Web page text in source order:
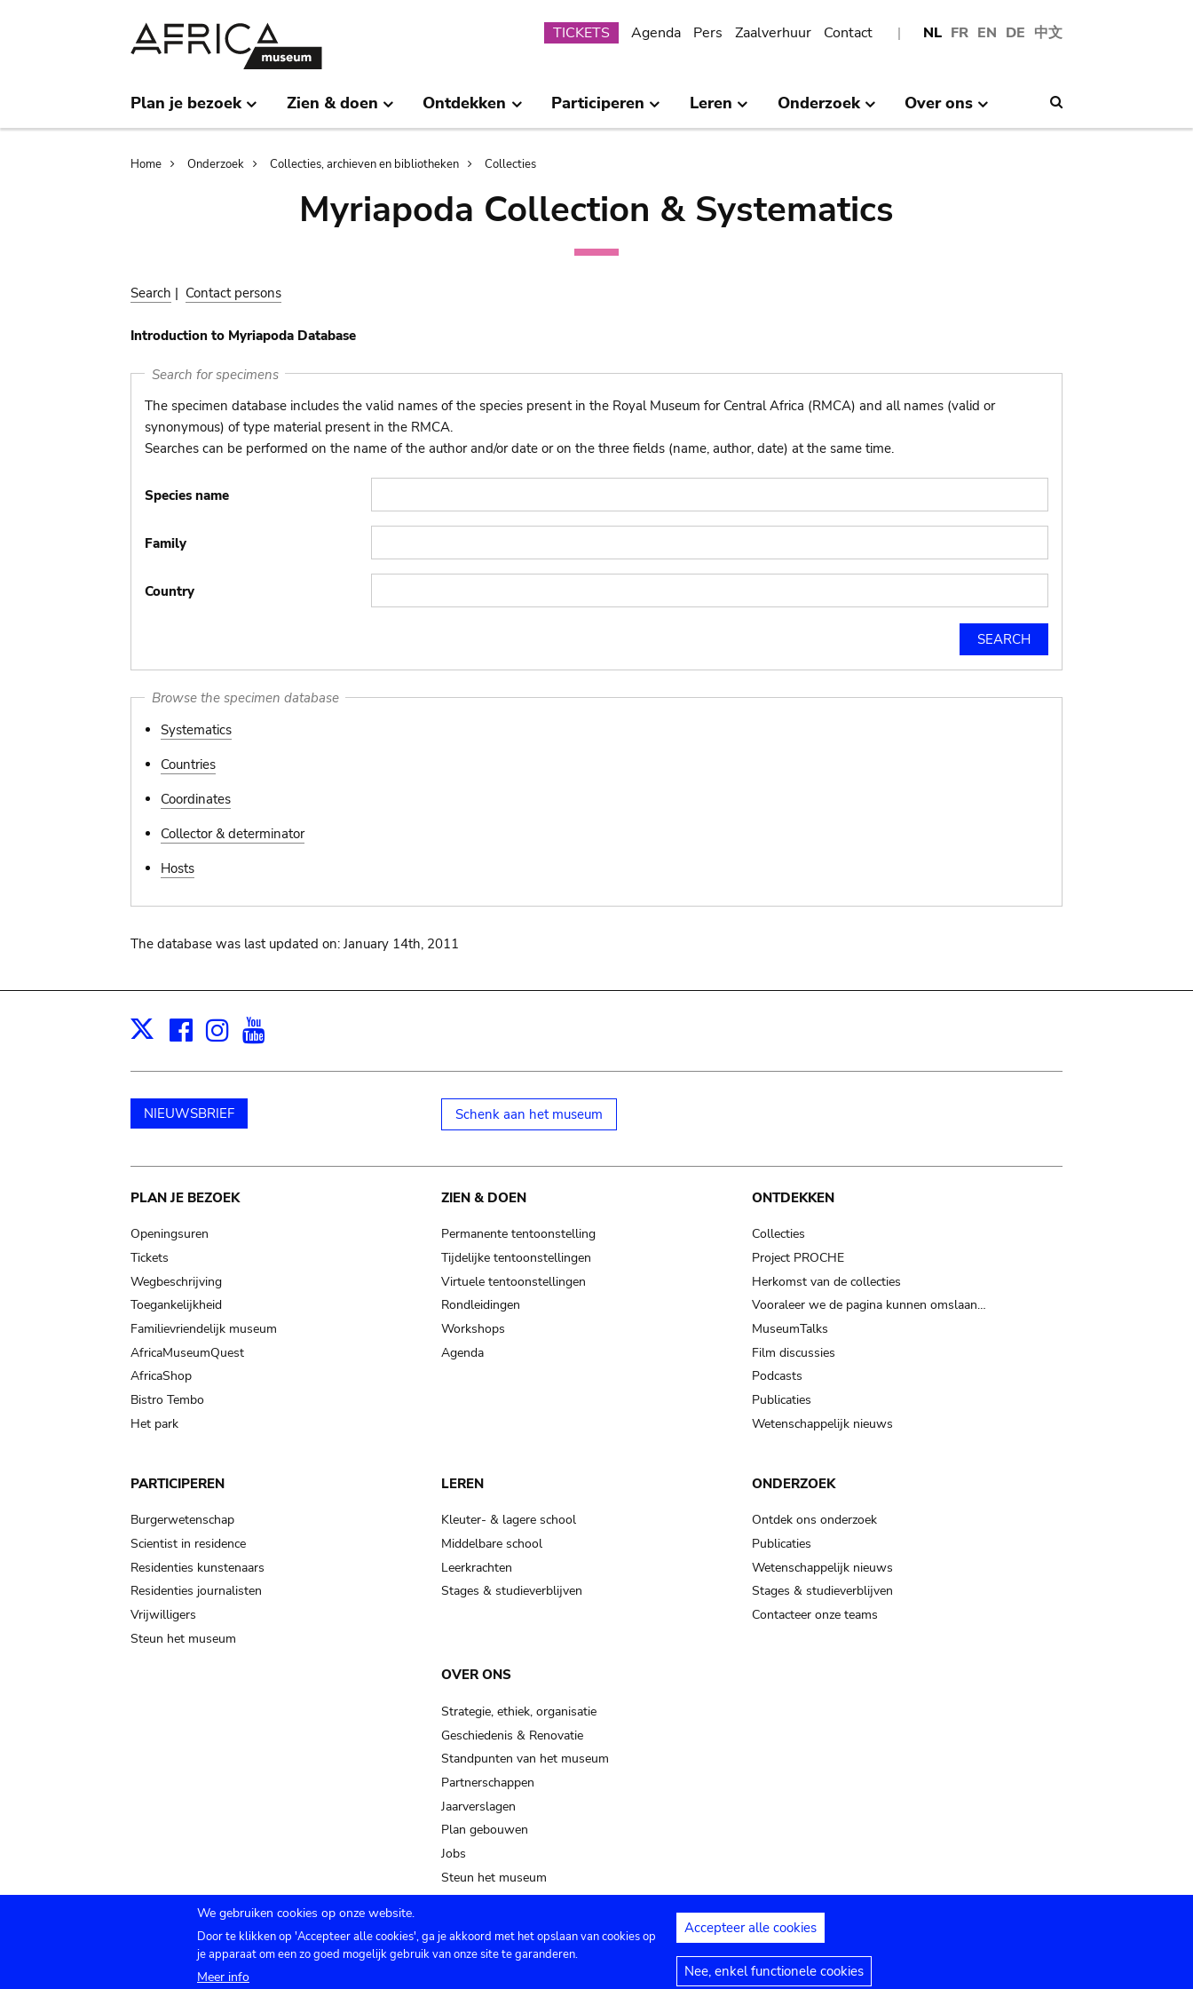
NL FR EN DE 中文
Submenu
TICKETS Agenda Pers Zaalverhuur Contact
Plan je bezoek Zien & doen Ontdekken Participeren Leren Onderzoek Over ons
Breadcrumb
Home Onderzoek Collecties, archieven en bibliotheken Collecties
Myriapoda Collection & Systematics
Search | Contact persons
Introduction to Myriapoda Database
Search for specimens
The specimen database includes the valid names of the species present in the Royal Museum for Central Africa (RMCA) and all names (valid or
synonymous) of type material present in the RMCA.
Searches can be performed on the name of the author and/or date or on the three fields (name, author, date) at the same time.
Species name
Family
Country
Browse the specimen database
Systematics
Countries
Coordinates
Collector & determinator
Hosts
The database was last updated on: January 14th, 2011
X Facebook
Instagram
NIEUWSBRIEF Schenk aan het museum
Main
navigation
PLAN JE BEZOEK
Openingsuren
Tickets
Wegbeschrijving
Toegankelijkheid
Familievriendelijk museum
AfricaMuseumQuest
AfricaShop
Bistro Tembo
Het park
ZIEN & DOEN
Permanente tentoonstelling
Tijdelijke tentoonstellingen
Virtuele tentoonstellingen
Rondleidingen
Workshops
Agenda
ONTDEKKEN
Collecties
Project PROCHE
Herkomst van de collecties
Vooraleer we de pagina kunnen omslaan…
MuseumTalks
Film discussies
Podcasts
Publicaties
Wetenschappelijk nieuws
PARTICIPEREN
Burgerwetenschap
Scientist in residence
Residenties kunstenaars
Residenties journalisten
Vrijwilligers
Steun het museum
LEREN
Kleuter- & lagere school
Middelbare school
Leerkrachten
Stages & studieverblijven
ONDERZOEK
Ontdek ons onderzoek
Publicaties
Wetenschappelijk nieuws
Stages & studieverblijven
Contacteer onze teams
OVER ONS
Strategie, ethiek, organisatie
Geschiedenis & Renovatie
Standpunten van het museum
Partnerschappen
Jaarverslagen
Plan gebouwen
Jobs
Steun het museum
Submenu
Agenda Pers Zaalverhuur Contact Privacy instellingen Juridische mededelingen
We gebruiken cookies op onze website.
Door te klikken op 'Accepteer alle cookies', ga je akkoord met het opslaan van cookies op
je apparaat om een zo goed mogelijk gebruik van onze site te garanderen.
Meer info
Accepteer alle cookies
Nee, enkel functionele cookies